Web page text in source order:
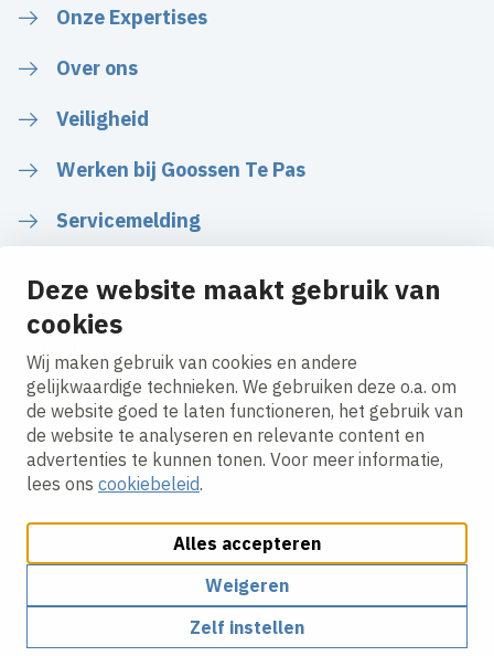
Deze website maakt gebruik van
cookies
Wij maken gebruik van cookies en andere
gelijkwaardige technieken. We gebruiken deze o.a. om
de website goed te laten functioneren, het gebruik van
de website te analyseren en relevante content en
advertenties te kunnen tonen. Voor meer informatie,
lees ons cookiebeleid.
Alles accepteren
Weigeren
Zelf instellen
Onze Expertises
Over ons
Veiligheid
Werken bij Goossen Te Pas
Servicemelding
LinkedInInstagramFacebook
Cookies aanpassenCookie beleidPrivacy policy
Algemene inkoopvoorwaarden